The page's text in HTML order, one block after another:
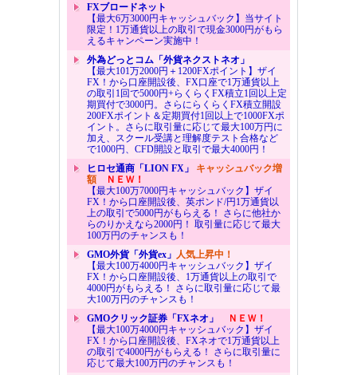
FXブロードネット
【最大6万3000円キャッシュバック】当サイト
限定！1万通貨以上の取引で現金3000円がもら
えるキャンペーン実施中！
外為どっとコム「外貨ネクストネオ」
【最大101万2000円＋1200FXポイント】ザイ
FX！から口座開設後、FX口座で1万通貨以上
の取引1回で5000円+らくらくFX積立1回以上定
期買付で3000円。さらにらくらくFX積立開設
200FXポイント＆定期買付1回以上で1000FXポ
イント。さらに取引量に応じて最大100万円に
加え、スクール受講と理解度テスト合格など
で1000円、CFD開設と取引で最大4000円！
ヒロセ通商「LION FX」 キャッシュバック増
額ＮＥＷ！
【最大100万7000円キャッシュバック】ザイ
FX！から口座開設後、英ポンド/円1万通貨以
上の取引で5000円がもらえる！ さらに他社か
らのりかえなら2000円！ 取引量に応じて最大
100万円のチャンスも！
GMO外貨「外貨ex」 人気上昇中！
【最大100万4000円キャッシュバック】ザイ
FX！から口座開設後、1万通貨以上の取引で
4000円がもらえる！ さらに取引量に応じて最
大100万円のチャンスも！
GMOクリック証券「FXネオ」
ＮＥＷ！
【最大100万4000円キャッシュバック】ザイ
FX！から口座開設後、FXネオで1万通貨以上
の取引で4000円がもらえる！ さらに取引量に
応じて最大100万円のチャンスも！